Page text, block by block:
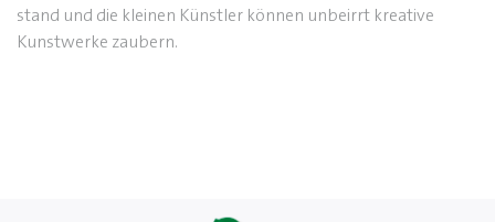
stand und die kleinen Künstler können unbeirrt kreative
Kunstwerke zaubern.